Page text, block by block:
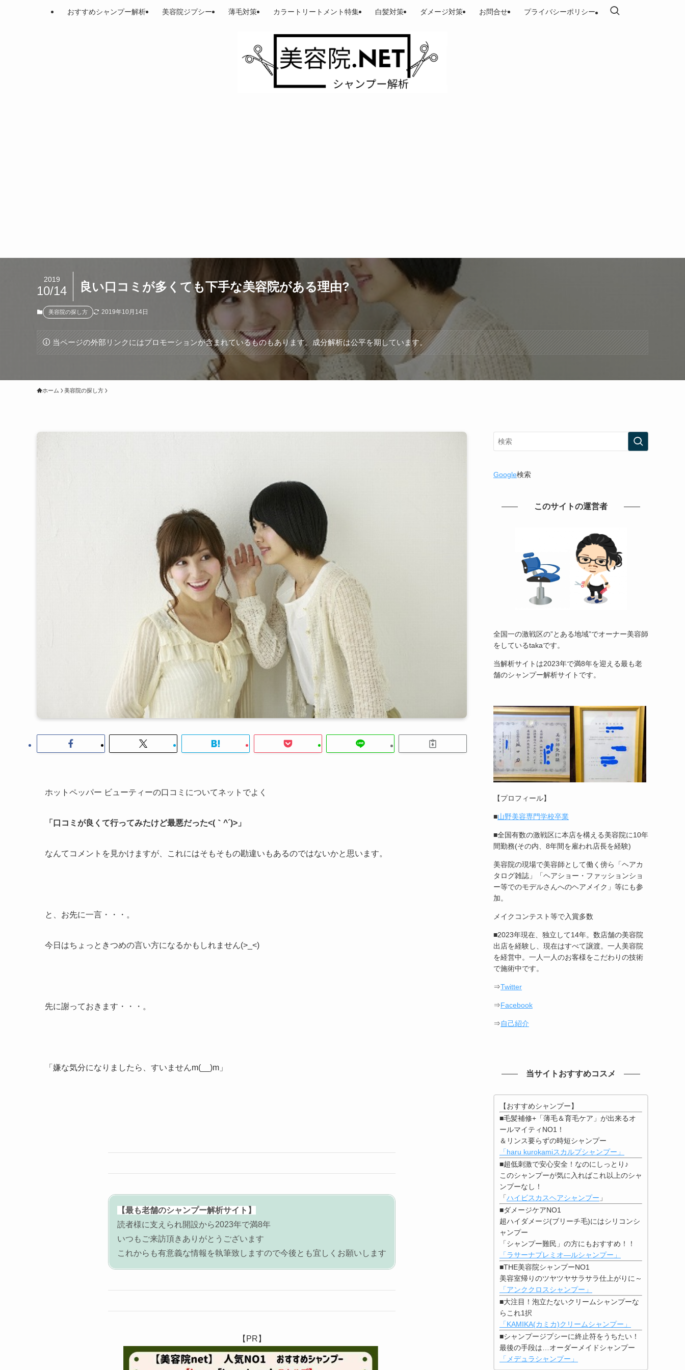
おすすめシャンプー解析 美容院ジプシー 薄毛対策 カラートリートメント特集 白髪対策 ダメージ対策 お問合せ プライバシーポリシー
良い口コミが多くても下手な美容院がある理由?
2019
10/14
美容院の探し方 2019年10月14日
当ページの外部リンクにはプロモーションが含まれているものもあります。成分解析は公平を期しています。
ホーム 美容院の探し方
ホットペッパー ビューティーの口コミについてネットでよく
「口コミが良くて行ってみたけど最悪だった<(｀^´)>」
なんてコメントを見かけますが、これにはそもそもの勘違いもあるのではないかと思います。
と、お先に一言・・・。
今日はちょっときつめの言い方になるかもしれません(>_<)
先に謝っておきます・・・。
「嫌な気分になりましたら、すいませんm(__)m」
【最も老舗のシャンプー解析サイト】
読者様に支えられ開設から2023年で満8年
いつもご来訪頂きありがとうございます
これからも有意義な情報を執筆致しますので今後とも宜しくお願いします
【PR】
Google検索
このサイトの運営者
全国一の激戦区の”とある地域”でオーナー美容師
をしているtakaです。
当解析サイトは2023年で満8年を迎える最も老
舗のシャンプー解析サイトです。
【プロフィール】
■山野美容専門学校卒業
■全国有数の激戦区に本店を構える美容院に10年
間勤務(その内、8年間を雇われ店長を経験)
美容院の現場で美容師として働く傍ら「ヘアカ
タログ雑誌」「ヘアショー・ファッションショ
ー等でのモデルさんへのヘアメイク」等にも参
加。
メイクコンテスト等で入賞多数
■2023年現在、独立して14年。数店舗の美容院
出店を経験し、現在はすべて譲渡。一人美容院
を経営中。一人一人のお客様をこだわりの技術
で施術中です。
⇒Twitter
⇒Facebook
⇒自己紹介
当サイトおすすめコスメ
【おすすめシャンプー】
■毛髪補修+「薄毛＆育毛ケア」が出来るオ
ールマイティNO1！
＆リンス要らずの時短シャンプー
「haru kurokamiスカルプシャンプー」
■超低刺激で安心安全！なのにしっとり♪
このシャンプーが気に入ればこれ以上のシャ
ンプーなし！
「ハイビスカスヘアシャンプー 」
■ダメージケアNO1
超ハイダメージ(ブリーチ毛)にはシリコンシ
ャンプー
「シャンプー難民」の方にもおすすめ！！
「ラサーナプレミオ―ルシャンプー」
■THE美容院シャンプーNO1
美容室帰りのツヤツヤサラサラ仕上がりに～
「アンククロスシャンプー」
■大注目！泡立たないクリームシャンプーな
らこれ1択
「KAMIKA(カミカ)クリームシャンプー」
■シャンプージプシーに終止符をうちたい！
最後の手段は…オーダーメイドシャンプー
「メデュラシャンプー」